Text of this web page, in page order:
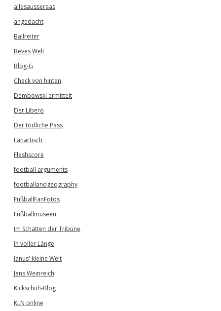
allesausseraas
angedacht
Ballreiter
Beves Welt
Blog-G
Check von hinten
Dembowski ermittelt
Der Libero
Der tödliche Pass
Fanartisch
Flashscore
football arguments
footballandgeography
FußballFanFotos
Fußballmuseen
Im Schatten der Tribüne
In voller Länge
Janus' kleine Welt
Jens Weinreich
Kickschuh-Blog
KLN online